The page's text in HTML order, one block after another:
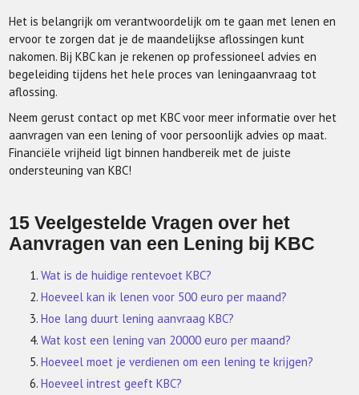
Het is belangrijk om verantwoordelijk om te gaan met lenen en
ervoor te zorgen dat je de maandelijkse aflossingen kunt
nakomen. Bij KBC kan je rekenen op professioneel advies en
begeleiding tijdens het hele proces van leningaanvraag tot
aflossing.
Neem gerust contact op met KBC voor meer informatie over het
aanvragen van een lening of voor persoonlijk advies op maat.
Financiële vrijheid ligt binnen handbereik met de juiste
ondersteuning van KBC!
15 Veelgestelde Vragen over het
Aanvragen van een Lening bij KBC
Wat is de huidige rentevoet KBC?
Hoeveel kan ik lenen voor 500 euro per maand?
Hoe lang duurt lening aanvraag KBC?
Wat kost een lening van 20000 euro per maand?
Hoeveel moet je verdienen om een lening te krijgen?
Hoeveel intrest geeft KBC?